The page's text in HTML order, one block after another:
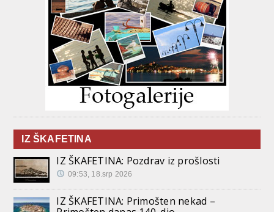
IZ ŠKAFETINA
IZ ŠKAFETINA: Pozdrav iz prošlosti
09:53, 18.srp 2026
IZ ŠKAFETINA: Primošten nekad –